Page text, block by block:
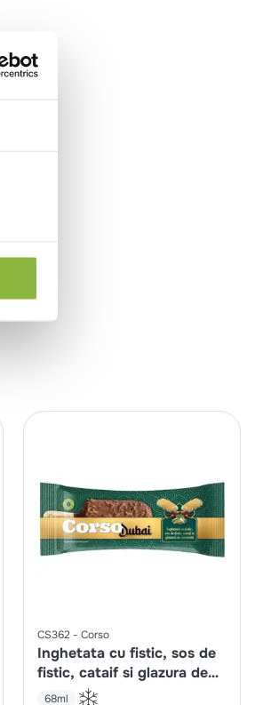
CS362 Corso
Inghetata cu fistic, sos de
fistic, cataif si glazura de
ciocolata
68ml